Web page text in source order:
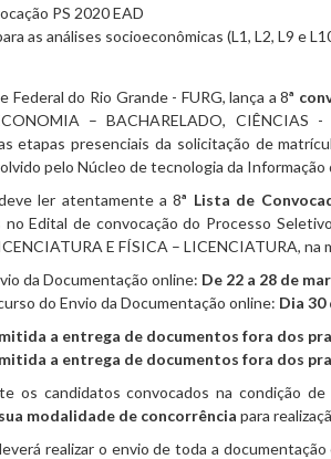
PS 2020 EAD
as análises socioeconômicas (L1, L2, L9 e
Federal do Rio Grande - FURG, lança a 8ª
– BACHARELADO, CIÊNCIAS
etapas presenciais da solicitação de
pelo Núcleo de tecnologia da Informação
ler atentamente a 8ª Lista de
no Edital de convocação do Processo
E FÍSICA – LICENCIATURA, na
da Documentação online: De 22 a 28 de
do Envio da Documentação online: Dia 30
a entrega de documentos fora dos
a entrega de documentos fora dos
os candidatos convocados na condição de
modalidade de concorrência para
realizar o envio de toda a